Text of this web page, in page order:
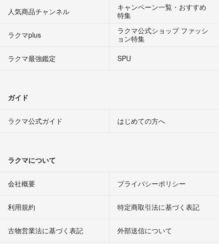
人気商品チャンネル
キャンペーン一覧・おすすめ
特集
ラクマplus
ラクマ公式ショップ ファッシ
ョン特集
ラクマ最強鑑定
SPU
ガイド
ラクマ公式ガイド はじめての方へ
ラクマについて
会社概要 プライバシーポリシー
利用規約 特定商取引法に基づく表記
古物営業法に基づく表記 外部送信について